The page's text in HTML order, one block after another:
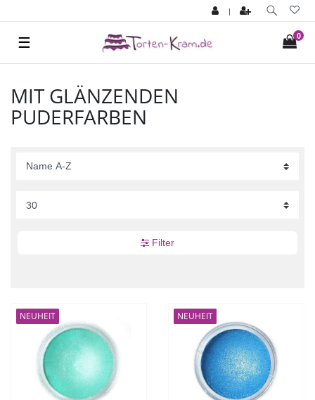
|
0
☰
MIT GLÄNZENDEN
PUDERFARBEN
Filter
NEUHEIT NEUHEIT